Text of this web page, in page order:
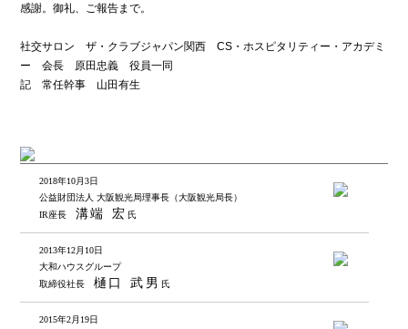
感謝。御礼、ご報告まで。
社交サロン ザ・クラブジャパン関西 CS・ホスピタリティー・アカデミ
ー 会長 原田忠義 役員一同
記 常任幹事 山田有生
2018年10月3日
公益財団法人 大阪観光局理事長（大阪観光局長）
IR座長 溝端 宏 氏
2013年12月10日
大和ハウスグループ
取締役社長 樋口 武男 氏
2015年2月19日